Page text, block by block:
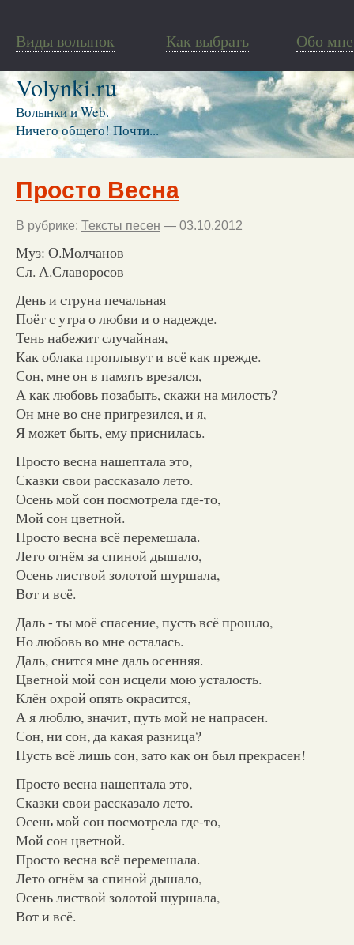
Виды волынок Как выбрать Обо мне
Volynki.ru
Волынки и Web.
Ничего общего! Почти...
Просто Весна
В рубрике: Тексты песен — 03.10.2012
Муз: О.Молчанов
Сл. А.Славоросов
День и струна печальная
Поёт с утра о любви и о надежде.
Тень набежит случайная,
Как облака проплывут и всё как прежде.
Сон, мне он в память врезался,
А как любовь позабыть, скажи на милость?
Он мне во сне пригрезился, и я,
Я может быть, ему приснилась.
Просто весна нашептала это,
Сказки свои рассказало лето.
Осень мой сон посмотрела где-то,
Мой сон цветной.
Просто весна всё перемешала.
Лето огнём за спиной дышало,
Осень листвой золотой шуршала,
Вот и всё.
Даль - ты моё спасение, пусть всё прошло,
Но любовь во мне осталась.
Даль, снится мне даль осенняя.
Цветной мой сон исцели мою усталость.
Клён охрой опять окрасится,
А я люблю, значит, путь мой не напрасен.
Сон, ни сон, да какая разница?
Пусть всё лишь сон, зато как он был прекрасен!
Просто весна нашептала это,
Сказки свои рассказало лето.
Осень мой сон посмотрела где-то,
Мой сон цветной.
Просто весна всё перемешала.
Лето огнём за спиной дышало,
Осень листвой золотой шуршала,
Вот и всё.